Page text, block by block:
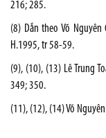
216; 285.
(8) Dẫn theo Võ Nguyên
H.1995, tr 58-59.
(9), (10), (13) Lê Trung
349; 350.
(11), (12), (14) Võ